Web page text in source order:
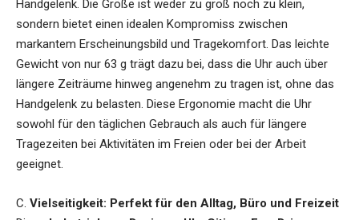
Handgelenk. Die Größe ist weder zu groß noch zu klein,
sondern bietet einen idealen Kompromiss zwischen
markantem Erscheinungsbild und Tragekomfort. Das leichte
Gewicht von nur 63 g trägt dazu bei, dass die Uhr auch über
längere Zeiträume hinweg angenehm zu tragen ist, ohne das
Handgelenk zu belasten. Diese Ergonomie macht die Uhr
sowohl für den täglichen Gebrauch als auch für längere
Tragezeiten bei Aktivitäten im Freien oder bei der Arbeit
geeignet.
C. Vielseitigkeit: Perfekt für den Alltag, Büro und Freizeit